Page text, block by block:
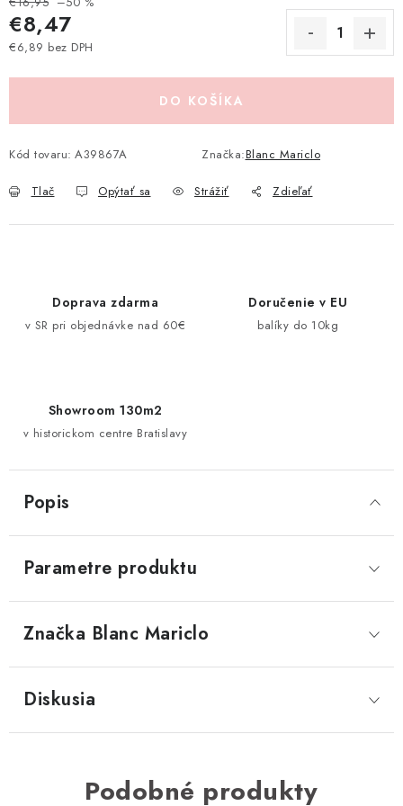
Pravidlá zliav a akcií
Moja objednávka
€8,47
€6,89 bez DPH
DO KOŠÍKA
Kód tovaru: A39867A Značka:Blanc Mariclo
Tlač Opýtať sa Strážiť Zdieľať
Doprava zdarma
v SR pri objednávke nad 60€
Doručenie v EU
balíky do 10kg
Showroom 130m2
v historickom centre Bratislavy
Popis
Parametre produktu
Značka Blanc Mariclo
Diskusia
Podobné produkty